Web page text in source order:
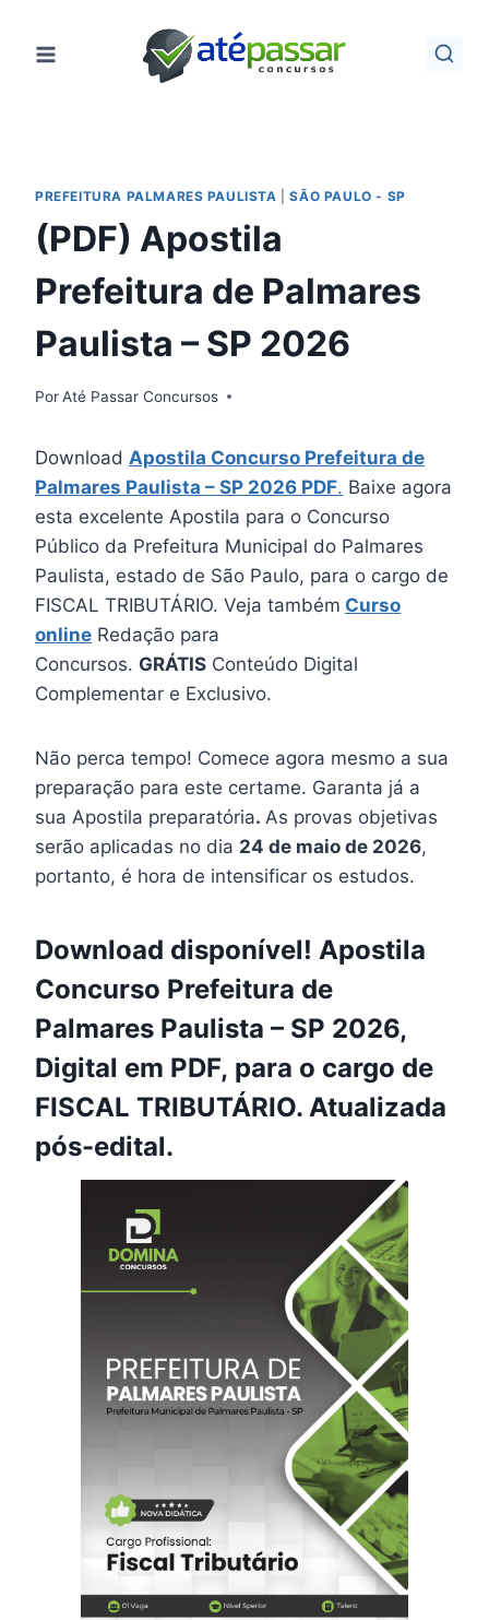
para
PREFEITURA PALMARES PAULISTA |SÃO PAULO - SP
(PDF) Apostila
Prefeitura de Palmares
Paulista – SP 2026
PorAté Passar Concursos
Download Apostila Concurso Prefeitura de
Palmares Paulista – SP 2026 PDF. Baixe agora
esta excelente Apostila para o Concurso
Público da Prefeitura Municipal do Palmares
Paulista, estado de São Paulo, para o cargo de
FISCAL TRIBUTÁRIO. Veja também Curso
online Redação para
Concursos. GRÁTIS Conteúdo Digital
Complementar e Exclusivo.
Não perca tempo! Comece agora mesmo a sua
preparação para este certame. Garanta já a
sua Apostila preparatória. As provas objetivas
serão aplicadas no dia 24 de maio de 2026,
portanto, é hora de intensificar os estudos.
Download disponível! Apostila
Concurso Prefeitura de
Palmares Paulista – SP 2026,
Digital em PDF, para o cargo de
FISCAL TRIBUTÁRIO. Atualizada
pós-edital.